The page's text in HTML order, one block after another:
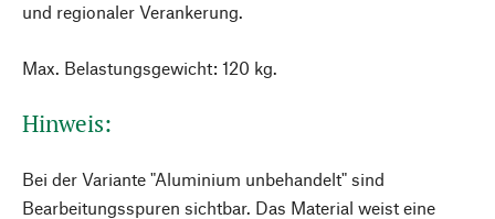
und regionaler Verankerung.
Max. Belastungsgewicht: 120 kg.
Hinweis:
Bei der Variante "Aluminium unbehandelt" sind
Bearbeitungsspuren sichtbar. Das Material weist eine